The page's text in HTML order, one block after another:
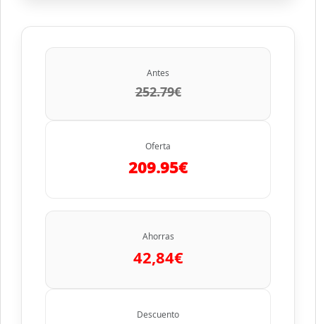
Antes
252.79€
Oferta
209.95€
Ahorras
42,84€
Descuento